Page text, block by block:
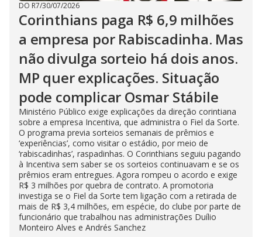
DO R7/30/07/2026
Corinthians paga R$ 6,9 milhões
a empresa por Rabiscadinha. Mas
não divulga sorteio há dois anos.
MP quer explicações. Situação
pode complicar Osmar Stábile
Ministério Público exige explicações da direção corintiana
sobre a empresa Incentiva, que administra o Fiel da Sorte.
O programa previa sorteios semanais de prêmios e
‘experiências’, como visitar o estádio, por meio de
‘rabiscadinhas’, raspadinhas. O Corinthians seguiu pagando
à Incentiva sem saber se os sorteios continuavam e se os
prêmios eram entregues. Agora rompeu o acordo e exige
R$ 3 milhões por quebra de contrato. A promotoria
investiga se o Fiel da Sorte tem ligação com a retirada de
mais de R$ 3,4 milhões, em espécie, do clube por parte de
funcionário que trabalhou nas administrações Duílio
Monteiro Alves e Andrés Sanchez